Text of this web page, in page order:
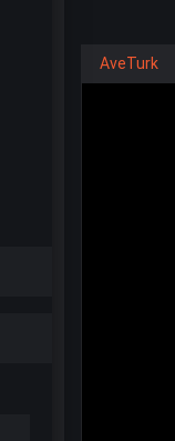
AveTurk